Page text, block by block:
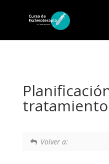
tratamiento
Volver a: